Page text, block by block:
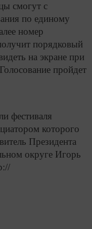
смогут с
по единому
номер
порядковый
на экране при
пройдет
фестиваля
которого
Президента
округе Игорь